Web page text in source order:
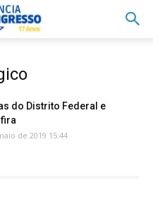
do Distrito Federal e
de 2019 15:44